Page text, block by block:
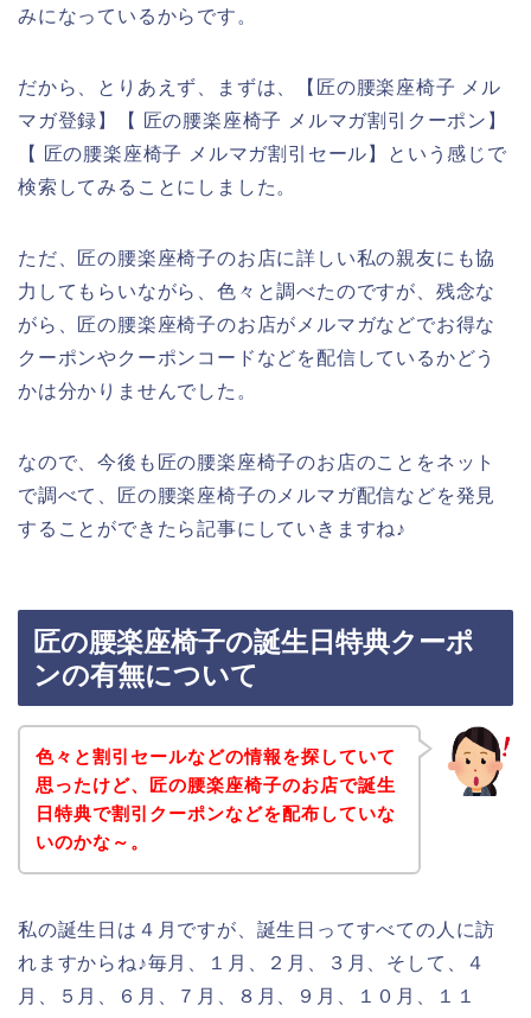
みになっているからです。
だから、とりあえず、まずは、【匠の腰楽座椅子 メル
マガ登録】【 匠の腰楽座椅子 メルマガ割引クーポン】
【 匠の腰楽座椅子 メルマガ割引セール】という感じで
検索してみることにしました。
ただ、匠の腰楽座椅子のお店に詳しい私の親友にも協
力してもらいながら、色々と調べたのですが、残念な
がら、匠の腰楽座椅子のお店がメルマガなどでお得な
クーポンやクーポンコードなどを配信しているかどう
かは分かりませんでした。
なので、今後も匠の腰楽座椅子のお店のことをネット
で調べて、匠の腰楽座椅子のメルマガ配信などを発見
することができたら記事にしていきますね♪
匠の腰楽座椅子の誕生日特典クーポ
ンの有無について
色々と割引セールなどの情報を探していて
思ったけど、匠の腰楽座椅子のお店で誕生
日特典で割引クーポンなどを配布していな
いのかな～。
私の誕生日は４月ですが、誕生日ってすべての人に訪
れますからね♪毎月、１月、２月、３月、そして、４
月、５月、６月、７月、８月、９月、１０月、１１